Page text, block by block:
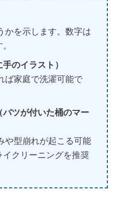
かを示します。数字は
のイラスト）
ば家庭で洗濯可能で
ツが付いた桶のマー
や型崩れが起こる可能
クリーニングを推奨